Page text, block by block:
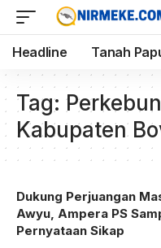
Headline Tanah
Tag:
Kabupaten
Dukung Perjuangan
Awyu, Ampera PS
Pernyataan Sikap